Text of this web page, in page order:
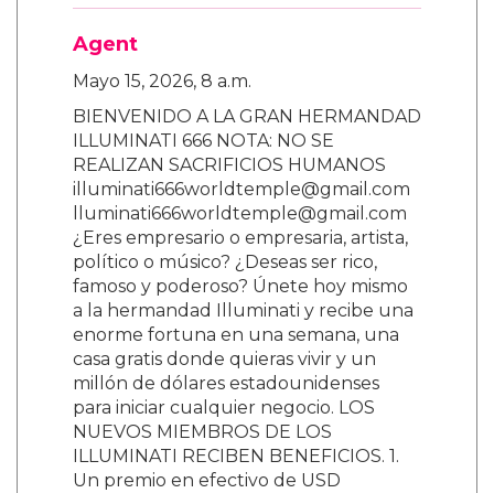
Agent
Mayo 15, 2026, 8 a.m.
BIENVENIDO A LA GRAN HERMANDAD
ILLUMINATI 666 NOTA: NO SE
REALIZAN SACRIFICIOS HUMANOS
illuminati666worldtemple@gmail.com
lluminati666worldtemple@gmail.com
¿Eres empresario o empresaria, artista,
político o músico? ¿Deseas ser rico,
famoso y poderoso? Únete hoy mismo
a la hermandad Illuminati y recibe una
enorme fortuna en una semana, una
casa gratis donde quieras vivir y un
millón de dólares estadounidenses
para iniciar cualquier negocio. LOS
NUEVOS MIEMBROS DE LOS
ILLUMINATI RECIBEN BENEFICIOS. 1.
Un premio en efectivo de USD